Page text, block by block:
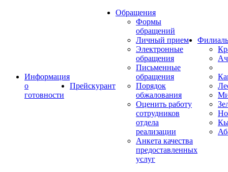
Информация
о
готовности
Прейскурант
Обращения
Формы
обращений
Личный прием
Электронные
обращения
Письменные
обращения
Порядок
обжалования
Оценить работу
сотрудников
отдела
реализации
Анкета качества
предоставленных
услуг